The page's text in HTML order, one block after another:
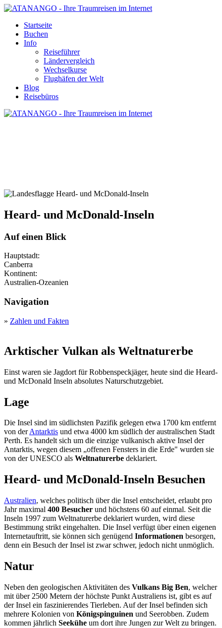
Startseite
Buchen
Info
Reiseführer
Ländervergleich
Wechselkurse
Flughäfen der Welt
Blog
Reisebüros
Heard- und McDonald-Inseln
Auf einen Blick
Hauptstadt:
Canberra
Kontinent:
Australien-Ozeanien
Navigation
» Zahlen und Fakten
Arktischer Vulkan als Weltnaturerbe
Einst waren sie Jagdort für Robbenspeckjäger, heute sind die Heard-
und McDonald Inseln absolutes Naturschutzgebiet.
Lage
Die Insel sind im südlichsten Pazifik gelegen etwa 1700 km entfernt
von derAntarktis und etwa 4000 km südlich der australischen Stadt
Perth. Es handelt sich um die einzige vulkanisch aktive Insel der
Antarktis, wegen diesem „offenen Fensters in die Erde" wurden sie
von der UNESCO als Weltnaturerbe deklariert.
Heard- und McDonald-Inseln Besuchen
Australien, welches politisch über die Insel entscheidet, erlaubt pro
Jahr maximal 400 Besucher und höchstens 60 auf einmal. Seit die
Inseln 1997 zum Weltnaturerbe deklariert wurden, wird diese
Bestimmung strikt eingehalten. Die Insel verfügt über einen eigenen
Internetauftritt, sie können sich genügend Informationen besorgen,
denn ein Besuch der Insel ist zwar schwer, jedoch nicht unmöglich.
Natur
Neben den geologischen Aktivitäten des Vulkans Big Ben, welcher
mit über 2500 Metern der höchste Punkt Australiens ist, gibt es auf
der Insel ein faszinierendes Tierleben. Auf der Insel befinden sich
mehrere Kolonien von Königspinguinen und Seerobben. Zudem
kommen jährlich Seekühe um dort ihre Jungen zur Welt zu bringen.